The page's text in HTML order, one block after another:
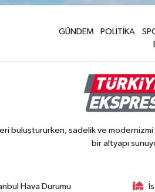
GÜNDEM POLİTİKA
buluştururken, sadelik ve
bir altyapı
Hava Durumu